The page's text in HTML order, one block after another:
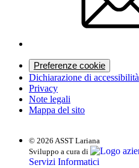
Preferenze cookie
Dichiarazione di accessibilità
Privacy
Note legali
Mappa del sito
© 2026 ASST Lariana
Sviluppo a cura di
Servizi Informatici